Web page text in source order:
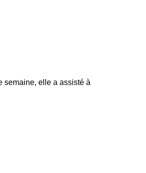
semaine, elle a assisté à